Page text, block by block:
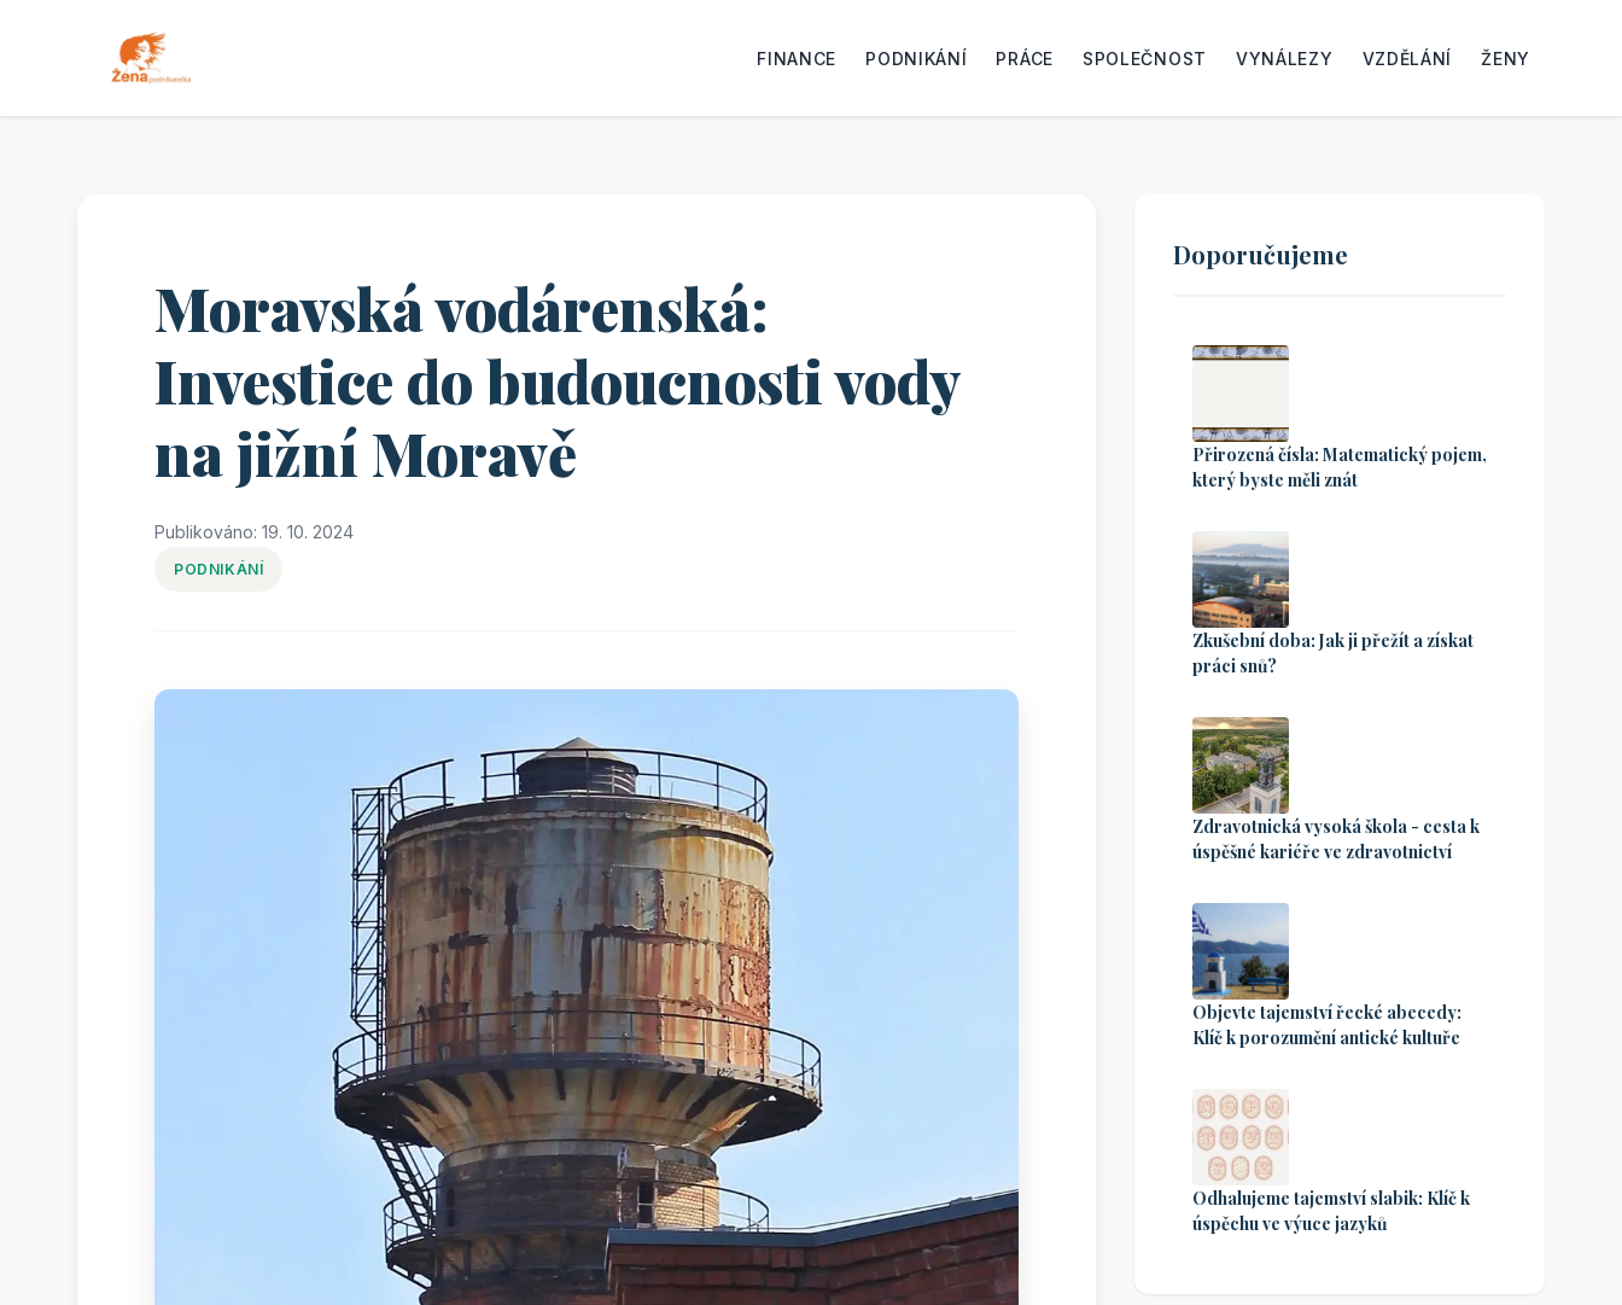
FINANCE PODNIKÁNÍ PRÁCE SPOLEČNOST VYNÁLEZY VZDĚLÁNÍ ŽENY
Moravská vodárenská:
Investice do budoucnosti vody
na jižní Moravě
Publikováno: 19. 10. 2024
PODNIKÁNÍ
Doporučujeme
Přirozená čísla: Matematický pojem,
který byste měli znát
Zkušební doba: Jak ji přežít a získat
práci snů?
Zdravotnická vysoká škola - cesta k
úspěšné kariéře ve zdravotnictví
Objevte tajemství řecké abecedy:
Klíč k porozumění antické kultuře
Odhalujeme tajemství slabik: Klíč k
úspěchu ve výuce jazyků